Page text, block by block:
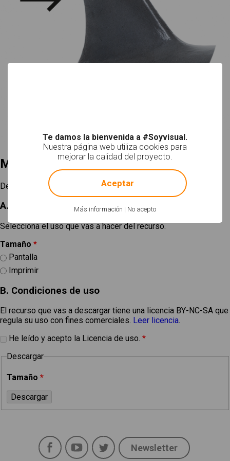
Mi selección
Descargar
A. Elige un tamaño
Selecciona el uso que vas a hacer del recurso.
Tamaño *
Pantalla
Imprimir
B. Condiciones de uso
El recurso que vas a descargar tiene una licencia BY-NC-SA que
regula su uso con fines comerciales. Leer licencia.
He leído y acepto la Licencia de uso. *
Descargar
Tamaño *
Social
FacebookYouTubeTwitter
Newsletter
Te damos la bienvenida a #Soyvisual.
Nuestra página web utiliza cookies para
mejorar la calidad del proyecto.
Más información | No acepto
! Not valid!
Aceptar